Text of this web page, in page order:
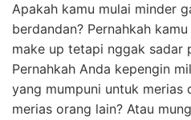
Apakah kamu mulai minder
berdandan? Pernahkah
make up tetapi nggak sadar
Pernahkah Anda kepengin
yang mumpuni untuk merias
merias orang lain? Atau